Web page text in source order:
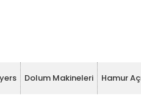
Dolum Makineleri Hamur